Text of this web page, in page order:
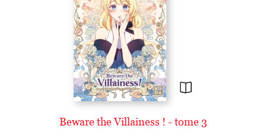
Beware the Villainess ! - tome 3